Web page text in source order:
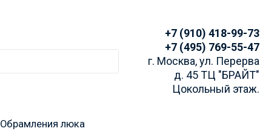
+7 (910) 418-99-73
+7 (495) 769-55-47
г. Москва, ул. Перерва
д. 45 ТЦ "БРАЙТ"
Цокольный этаж.
Обрамления люка